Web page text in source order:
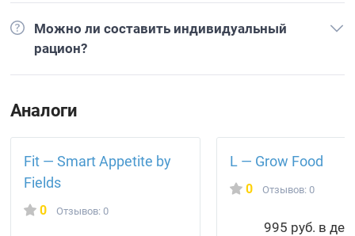
Можно ли составить индивидуальный
рацион?
Аналоги
Fit — Smart Appetite by
Fields
0 Отзывов: 0
L — Grow Food
0 Отзывов: 0
995 руб. в